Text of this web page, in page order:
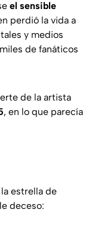
el sensible
perdió la vida a
y medios
de fanáticos
de la artista
, en lo que parecía
estrella de
deceso: